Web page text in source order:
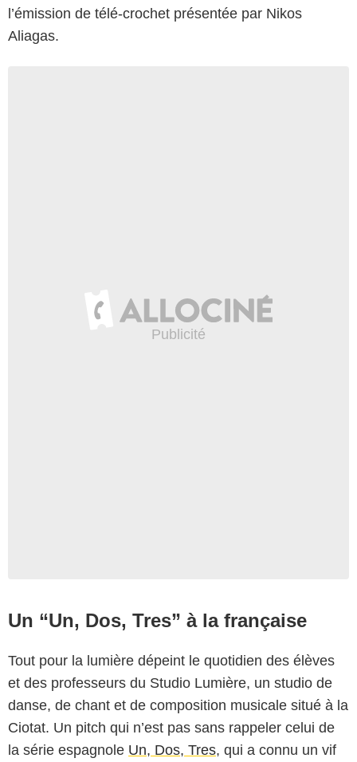
l’émission de télé-crochet présentée par Nikos
Aliagas.
Un “Un, Dos, Tres” à la française
Tout pour la lumière dépeint le quotidien des élèves
et des professeurs du Studio Lumière, un studio de
danse, de chant et de composition musicale situé à la
Ciotat. Un pitch qui n’est pas sans rappeler celui de
la série espagnole Un, Dos, Tres, qui a connu un vif